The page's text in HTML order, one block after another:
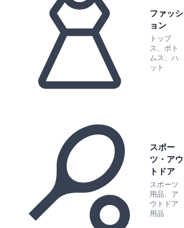
ファッシ
ョン
トップ
ス、ボト
ムス、ハ
ット
スポー
ツ・アウ
トドア
スポーツ
用品、ア
ウトドア
用品